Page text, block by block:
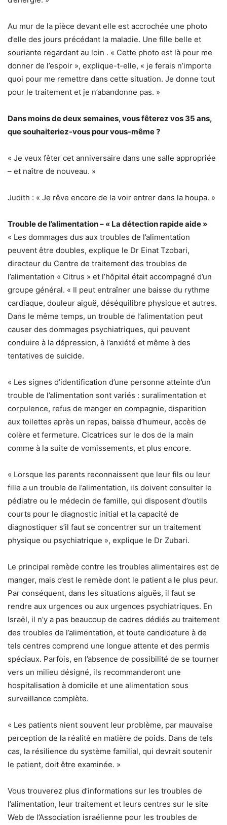
Au mur de la pièce devant elle est accrochée une photo
d’elle des jours précédant la maladie. Une fille belle et
souriante regardant au loin . « Cette photo est là pour me
donner de l’espoir », explique-t-elle, « je ferais n’importe
quoi pour me remettre dans cette situation. Je donne tout
pour le traitement et je n’abandonne pas. »
Dans moins de deux semaines, vous fêterez vos 35 ans,
que souhaiteriez-vous pour vous-même ?
« Je veux fêter cet anniversaire dans une salle appropriée
– et naître de nouveau. »
Judith : « Je rêve encore de la voir entrer dans la houpa. »
Trouble de l’alimentation – « La détection rapide aide »
« Les dommages dus aux troubles de l’alimentation
peuvent être doubles, explique le Dr Einat Tzobari,
directeur du Centre de traitement des troubles de
l’alimentation « Citrus » et l’hôpital était accompagné d’un
groupe général. « Il peut entraîner une baisse du rythme
cardiaque, douleur aiguë, déséquilibre physique et autres.
Dans le même temps, un trouble de l’alimentation peut
causer des dommages psychiatriques, qui peuvent
conduire à la dépression, à l’anxiété et même à des
tentatives de suicide.
« Les signes d’identification d’une personne atteinte d’un
trouble de l’alimentation sont variés : suralimentation et
corpulence, refus de manger en compagnie, disparition
aux toilettes après un repas, baisse d’humeur, accès de
colère et fermeture. Cicatrices sur le dos de la main
comme à la suite de vomissements, et plus encore.
« Lorsque les parents reconnaissent que leur fils ou leur
fille a un trouble de l’alimentation, ils doivent consulter le
pédiatre ou le médecin de famille, qui disposent d’outils
courts pour le diagnostic initial et la capacité de
diagnostiquer s’il faut se concentrer sur un traitement
physique ou psychiatrique », explique le Dr Zubari.
Le principal remède contre les troubles alimentaires est de
manger, mais c’est le remède dont le patient a le plus peur.
Par conséquent, dans les situations aiguës, il faut se
rendre aux urgences ou aux urgences psychiatriques. En
Israël, il n’y a pas beaucoup de cadres dédiés au traitement
des troubles de l’alimentation, et toute candidature à de
tels centres comprend une longue attente et des permis
spéciaux. Parfois, en l’absence de possibilité de se tourner
vers un milieu désigné, ils recommanderont une
hospitalisation à domicile et une alimentation sous
surveillance complète.
« Les patients nient souvent leur problème, par mauvaise
perception de la réalité en matière de poids. Dans de tels
cas, la résilience du système familial, qui devrait soutenir
le patient, doit être examinée. »
Vous trouverez plus d’informations sur les troubles de
l’alimentation, leur traitement et leurs centres sur le site
Web de l’Association israélienne pour les troubles de